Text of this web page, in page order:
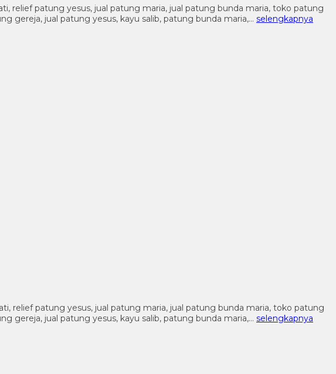
relief patung yesus, jual patung maria, jual patung bunda maria, toko patung
gereja, jual patung yesus, kayu salib, patung bunda maria,… selengkapnya
relief patung yesus, jual patung maria, jual patung bunda maria, toko patung
gereja, jual patung yesus, kayu salib, patung bunda maria,… selengkapnya